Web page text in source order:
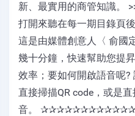
新、最實用的商管知識。
打開來聽在每一期目錄頁
這是由媒體創意人〈 俞國
幾十分鐘，快速幫助您提
效率；要如何開啟語音呢
直接掃描QR code，或是
音。